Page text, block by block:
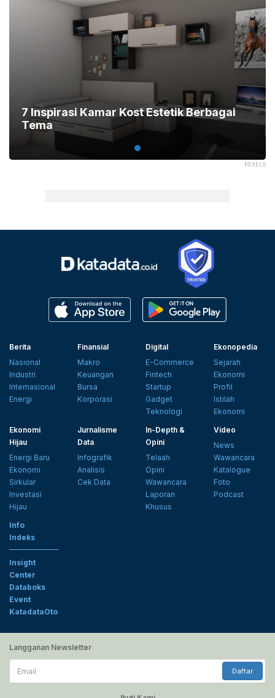
PEXELS
7 Inspirasi Kamar Kost Estetik Berbagai
Tema
Berita
Nasional
Industri
Internasional
Energi
Finansial
Makro
Keuangan
Bursa
Korporasi
Digital
E-Commerce
Fintech
Startup
Gadget
Teknologi
Ekonopedia
Sejarah
Ekonomi
Profil
Istilah
Ekonomi
Ekonomi
Hijau
Energi Baru
Ekonomi
Sirkular
Investasi
Hijau
Jurnalisme
Data
Infografik
Analisis
Cek Data
In-Depth &
Opini
Telaah
Opini
Wawancara
Laporan
Khusus
Video
News
Wawancara
Katalogue
Foto
Podcast
Info
Indeks
Insight
Center
Databoks
Event
KatadataOto
Langganan Newsletter
Email
Daftar